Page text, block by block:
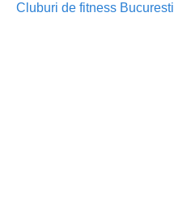
Cluburi de fitness Bucuresti